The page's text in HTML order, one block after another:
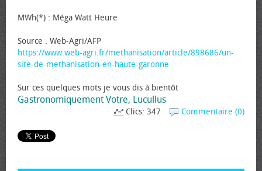
MWh(*) : Méga Watt Heure
Source : Web-Agri/AFP
https://www.web-agri.fr/methanisation/article/898686/un-
site-de-methanisation-en-haute-garonne
Sur ces quelques mots je vous dis à bientôt
Gastronomiquement Votre, Lucullus
Commentaire (0)
Clics: 347